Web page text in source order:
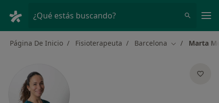
¿Qué estás buscando?
Página De Inicio Fisioterapeuta Barcelona Cambiar de
Marta